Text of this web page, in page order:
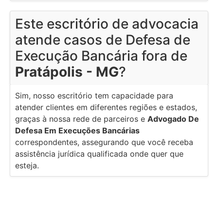
Este escritório de advocacia
atende casos de Defesa de
Execução Bancária fora de
Pratápolis - MG?
Sim, nosso escritório tem capacidade para
atender clientes em diferentes regiões e estados,
graças à nossa rede de parceiros e Advogado De
Defesa Em Execuções Bancárias
correspondentes, assegurando que você receba
assistência jurídica qualificada onde quer que
esteja.